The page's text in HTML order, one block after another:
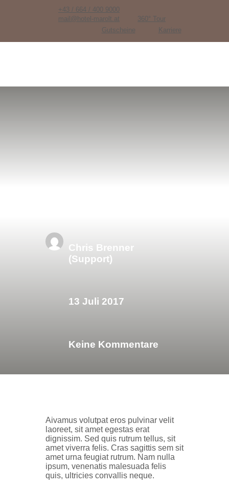
+43 / 664 / 400 9000
mail@hotel-marolt.at
360° Tour
Karriere
Gutscheine
Chris Brenner
(Support)
13 Juli 2017
Keine Kommentare
Aivamus volutpat eros pulvinar velit
laoreet, sit amet egestas erat
dignissim. Sed quis rutrum tellus, sit
amet viverra felis. Cras sagittis sem sit
amet urna feugiat rutrum. Nam nulla
ipsum, venenatis malesuada felis
quis, ultricies convallis neque.